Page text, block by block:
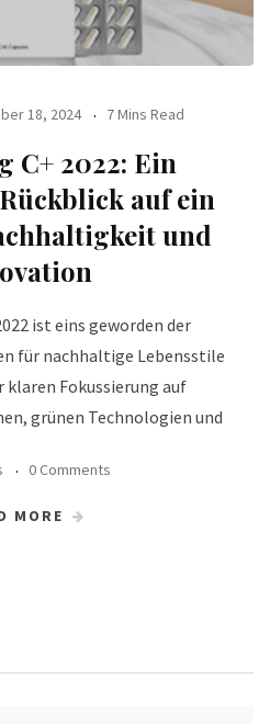
18, 2024 7 Mins Read
C+ 2022: Ein
auf ein
und
ist eins geworden der
für nachhaltige Lebensstile
Fokussierung auf
grünen Technologien und
0 Comments
MORE